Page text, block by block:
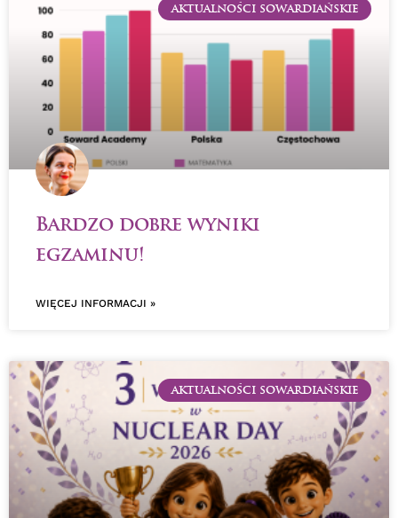
AKTUALNOŚCI SOWARDIAŃSKIE
Bardzo dobre wyniki
egzaminu!
WIĘCEJ INFORMACJI »
AKTUALNOŚCI SOWARDIAŃSKIE